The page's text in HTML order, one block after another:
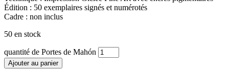
Édition : 50 exemplaires signés et numérotés
Cadre : non inclus
50 en stock
quantité de Portes de Mahón
Ajouter au panier